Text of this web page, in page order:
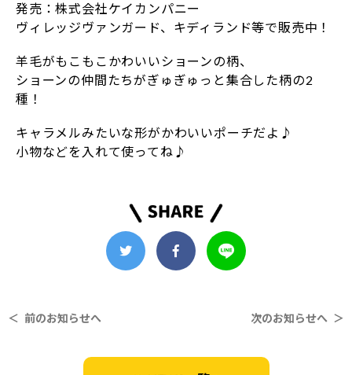
発売：株式会社ケイカンパニー
ヴィレッジヴァンガード、キディランド等で販売中！
羊毛がもこもこかわいいショーンの柄、
ショーンの仲間たちがぎゅぎゅっと集合した柄の2
種！
キャラメルみたいな形がかわいいポーチだよ♪
小物などを入れて使ってね♪
＜ 前のお知らせへ 次のお知らせへ ＞